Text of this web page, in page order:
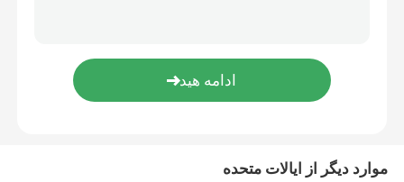
موارد دیگر از ایالات متحده